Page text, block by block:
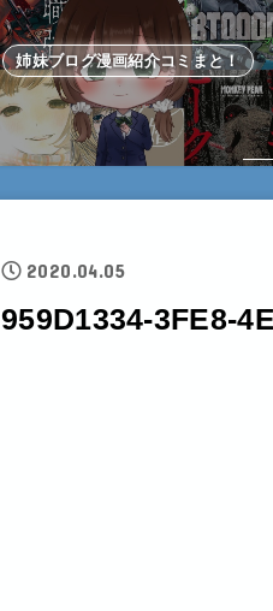
姉妹ブログ漫画紹介コミまと！
2020.04.05
959D1334-3FE8-